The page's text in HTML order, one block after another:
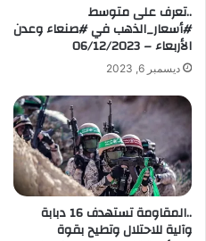
و
ن
..تعرف على متوسط
#أسعار_الذهب في #صنعاء وعدن
الأربعاء – 06/12/2023
ديسمبر 6, 2023
..المقاومة تستهدف 16 دبابة
وآلية للاحتلال وتطيح بقوة